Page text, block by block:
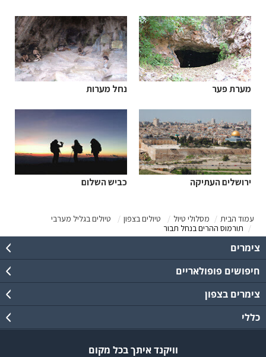
עמוד הבית מסלולי טיול טיולים בצפון
טיולים בגליל מערבי
תורמוס ההרים בנחל תבור
מערת פער נחל מערות
ירושלים העתיקה כביש השלום
צימרים
חיפושים פופולאריים
צימרים בצפון
כללי
וויקנד איתך בכל מקום